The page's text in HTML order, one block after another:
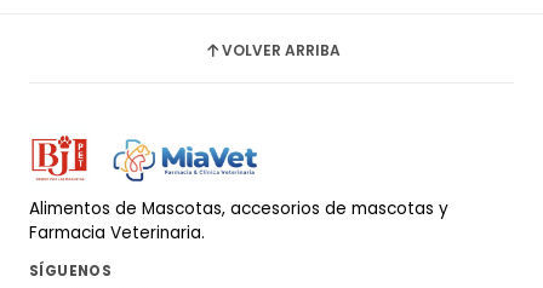
VOLVER ARRIBA
Alimentos de Mascotas, accesorios de mascotas y
Farmacia Veterinaria.
SÍGUENOS